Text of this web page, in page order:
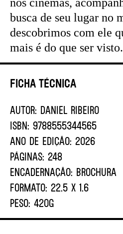
Ficha Técnica
AUTOR: DANIEL RIBEIRO
ISBN: 9788555344565
ANO DE EDIÇÃO: 2026
PÁGINAS: 248
ENCADERNAÇÃO: BROCHURA
FORMATO: 22.5 X 1.6
PESO: 420G
busca de seu lugar no
descobrimos com ele
mais é do que ser visto.